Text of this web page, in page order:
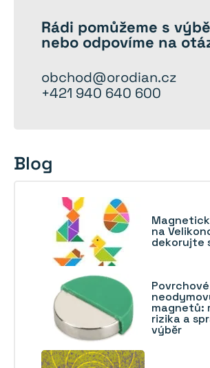
Rádi pomůžeme s
nebo odpovíme na
obchod@orodian.cz
+421 940 640 600
Blog
na
dekorujte
magnetů:
rizika a
výběr